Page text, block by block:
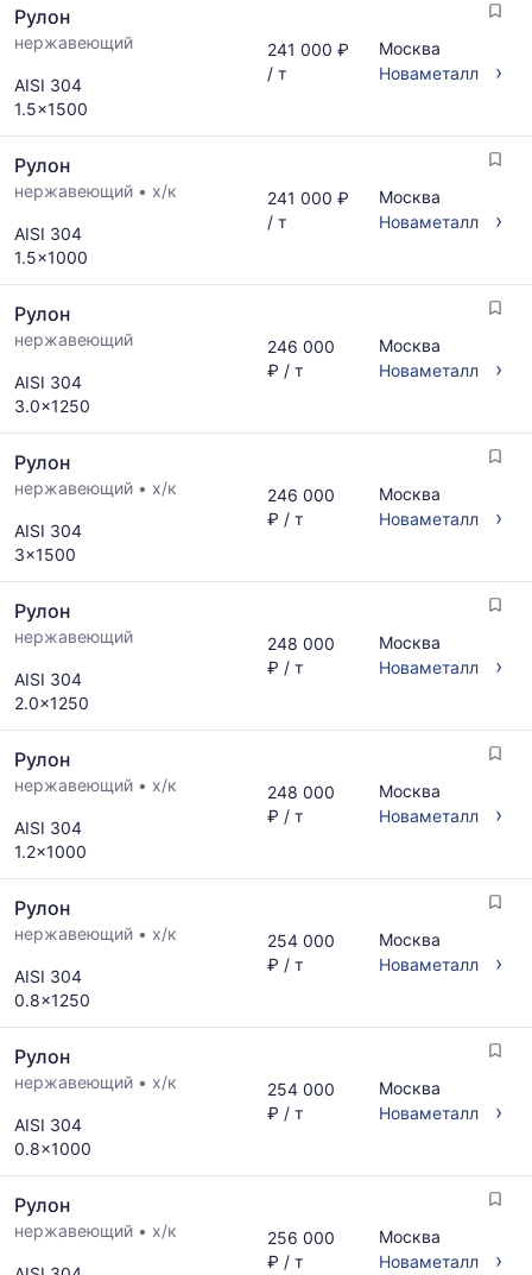
данным
прайс-
листов
поставщиков
месяц.
Статистика
по
актуальным
предложениям
и
обновляется
мере
обновления
прайс-
листов.
цен
на
указанием
ГОСТ,
размеров
по
запросу
Рулон
нержавеющий
AISI 304
1.5x1500
241 000 ₽
/ т
Москва
Новаметалл
›
Рулон
нержавеющий • х/к
AISI 304
1.5x1000
241 000 ₽
/ т
Москва
Новаметалл
›
Рулон
нержавеющий
AISI 304
3.0x1250
246 000
₽ / т
Москва
Новаметалл
›
Рулон
нержавеющий • х/к
AISI 304
3x1500
246 000
₽ / т
Москва
Новаметалл
›
Рулон
нержавеющий
AISI 304
2.0x1250
248 000
₽ / т
Москва
Новаметалл
›
Рулон
нержавеющий • х/к
AISI 304
1.2x1000
248 000
₽ / т
Москва
Новаметалл
›
Рулон
нержавеющий • х/к
AISI 304
0.8x1250
254 000
₽ / т
Москва
Новаметалл
›
Рулон
нержавеющий • х/к
AISI 304
0.8x1000
254 000
₽ / т
Москва
Новаметалл
›
Рулон
нержавеющий • х/к
256 000
₽ / т
Москва
Новаметалл
›